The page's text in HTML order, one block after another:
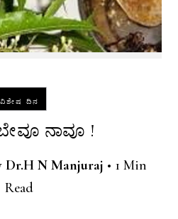
ವಿಶೇಷ ದಿನ
ನಾವೂ !
Dr.H N Manjuraj • 1 Min
Read